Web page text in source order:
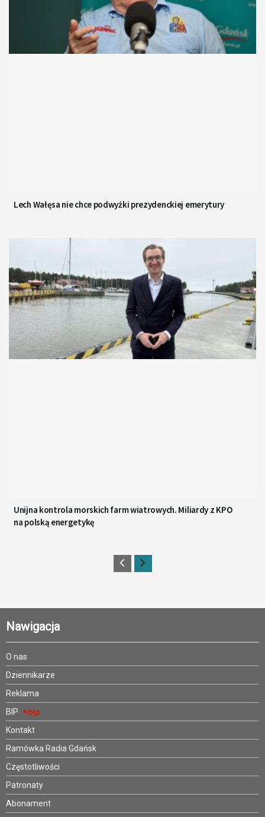
Lech Wałęsa nie chce podwyżki prezydenckiej emerytury
Unijna kontrola morskich farm wiatrowych. Miliardy z KPO
na polską energetykę
Nawigacja
O nas
Dziennikarze
Reklama
BIP
Kontakt
Ramówka Radia Gdańsk
Częstotliwości
Patronaty
Abonament